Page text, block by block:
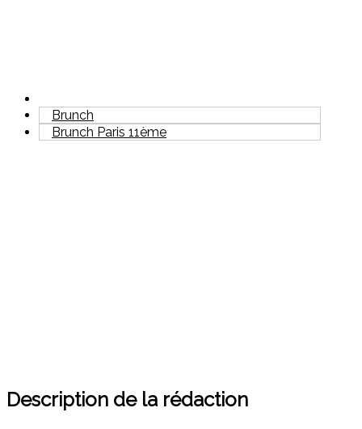
Brunch
Brunch Paris 11ème
Description de la rédaction